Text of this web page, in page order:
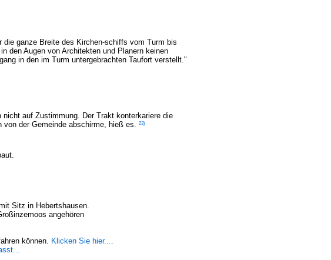
die ganze Breite des Kirchen-schiffs vom Turm bis
den Augen von Architekten und Planern keinen
in den im Turm untergebrachten Taufort verstellt."
nicht auf Zustimmung. Der Trakt konterkariere die
der Gemeinde abschirme, hieß es. 23)
Sitz in Hebertshausen.
angehören
können. Klicken Sie hier....